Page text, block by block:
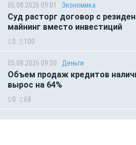
05.08.2026 09:01 Экономика
Суд расторг договор с
майнинг вместо инвестиций
0 100
05.08.2026 09:00 Деньги
Объем продаж кредитов
вырос на 64%
0 68